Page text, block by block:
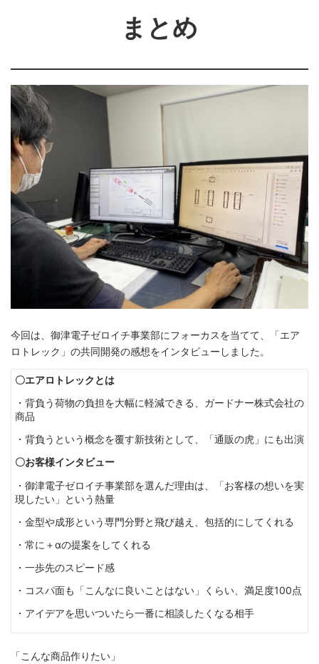
まとめ
今回は、御津電子ゼロイチ事業部にフォーカスを当てて、「エア
ロトレック」の共同開発の感想をインタビューしました。
〇エアロトレックとは
・背負う荷物の負担を大幅に軽減できる、ガードナー株式会社の
商品
・背負うという概念を覆す新技術として、「通販の虎」にも出演
〇お客様インタビュー
・御津電子ゼロイチ事業部を選んだ理由は、「お客様の想いを実
現したい」という熱量
・金型や成形という専門分野と飛び越え、包括的にしてくれる
・常に＋αの提案をしてくれる
・一歩先のスピード感
・コスパ面も「こんなに良いことはない」くらい、満足度100点
・アイデアを思いついたら一番に相談したくなる相手
「こんな商品作りたい」